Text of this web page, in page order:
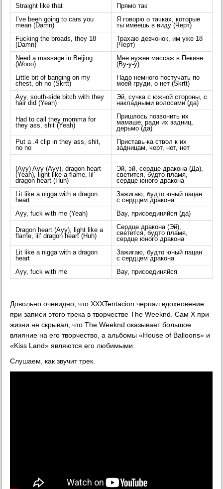
Straight like that
Прямо так
I’ve been going to cars you
mean (Damn)
Я говорю о тачках, которые
ты имеешь в виду (Черт)
Fucking the broads, they 18
(Damn)
Трахаю девчонок, им уже 18
(Черт)
Need a massage in Beijing
(Wooo)
Мне нужен массаж в Пекине
(Ву-у-у)
Little bit of banging on my
chest, oh no (Skrtt)
Надо немного постучать по
моей груди, о нет (Skrtt)
Ayy, south-side bitch with they
hair did (Yeah)
Эй, сучка с южной стороны, с
накладными волосами (да)
Had to call they momma for
they ass, shit (Yeah)
Пришлось позвонить их
мамаше, ради их задниц,
дерьмо (да)
Put a .4 clip in they ass, shit,
no no
Приставь-ка ствол к их
задницам, черт, нет, нет
(Ayy) Ayy (Ayy), dragon heart
(Yeah), light like a flame, lil’
dragon heart (Huh)
Эй, эй, сердце дракона (Да),
светится, будто пламя,
сердце юного дракона
Lit like a nigga with a dragon
heart
Зажигаю, будто юный пацан
с сердцем дракона
Ayy, fuck with me (Yeah)
Вау, присоединяйся (да)
Dragon heart (Ayy), light like a
flame, lil’ dragon heart (Huh)
Сердце дракона (Эй),
светится, будто пламя,
сердце юного дракона
Lit like a nigga with a dragon
heart
Зажигаю, будто юный пацан
с сердцем дракона
Ayy, fuck with me
Вау, присоединяйся
Довольно очевидно, что XXXTentacion черпал вдохновение
при записи этого трека в творчестве The Weeknd. Сам Х при
жизни не скрывал, что The Weeknd оказывает большое
влияние на его творчество, а альбомы «House of Balloons» и
«Kiss Land» являются его любимыми.
Слушаем, как звучит трек.